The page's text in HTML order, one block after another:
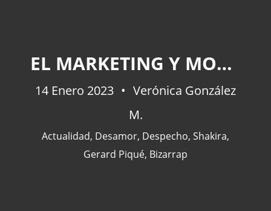
EL MARKETING Y MONETIZACIÓN DEL DESAMOR
14 Enero 2023
Verónica González
M.
Actualidad, Desamor, Despecho, Shakira,
Gerard Piqué, Bizarrap